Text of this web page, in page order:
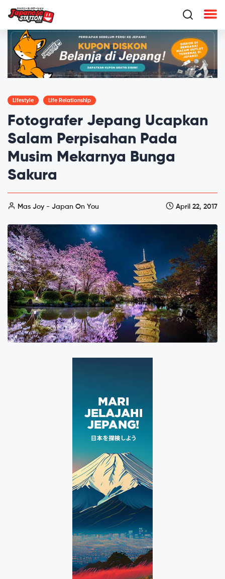
Lifestyle Life Relationship
Fotografer Jepang Ucapkan
Salam Perpisahan Pada
Musim Mekarnya Bunga
Sakura
Mas Joy - Japan On You April 22, 2017